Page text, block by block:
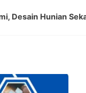
Desain Hunian